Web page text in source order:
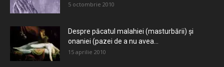
5 octombrie 2010
Despre păcatul malahiei (masturbării) şi
onaniei (pazei de a nu avea...
15 aprilie 2010